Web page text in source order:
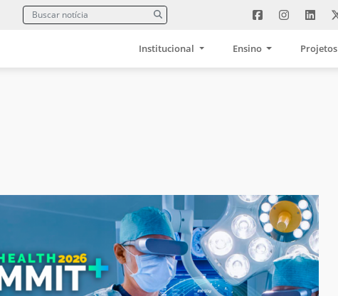
Institucional Ensino Projetos